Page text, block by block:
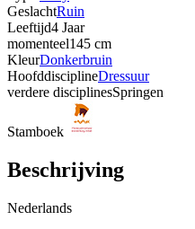
GeslachtRuin
Leeftijd4 Jaar
momenteel145 cm
KleurDonkerbruin
HoofddisciplineDressuur
verdere disciplinesSpringen
Stamboek
Beschrijving
Nederlands